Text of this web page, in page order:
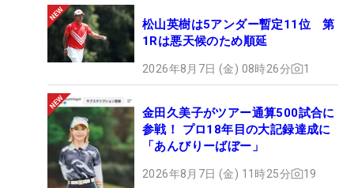
松山英樹は5アンダー暫定11位 第
1Rは悪天候のため順延
2026年8月7日 (金) 08時26分 1
金田久美子がツアー通算500試合に
参戦！ プロ18年目の大記録達成に
「あんびりーばぼー」
2026年8月7日 (金) 11時25分 19